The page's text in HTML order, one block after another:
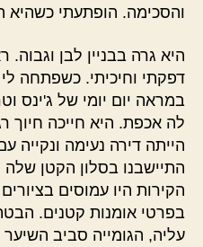
והסכימה. הופתעתי כשהיא
היא גרה בבניין לבן וגבוה.
דפקתי וחיכיתי. כשפתחה
במראה יום יומי של ג'ינס
לה אכפת. היא חייכה חיוך
הייתה דירה נעימה ונקייה
התיישבנו בסלון הקטן שלה
הקירות היו עמוסים
בפרטי אומנות קטנים.
עליה, הגומייה סביב